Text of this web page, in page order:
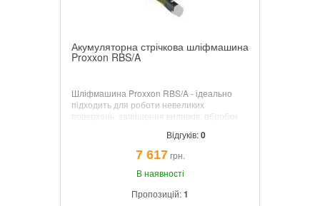
Акумуляторна стрічкова шліфмашина
Proxxon RBS/A
Шліфмашина Proxxon RBS/A - ідеально
підходить для роботи невеликих
поверхонь, зачищення виливків, обробки
входять акумулятор Li/A і зарядний
Відгуків:0
7 617грн.
В наявності
Пропозицій:1